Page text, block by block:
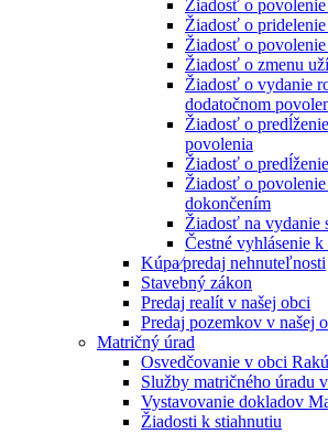
Žiadosť o
Žiadosť o pridelenie
Žiadosť o
Žiadosť o zmenu
Žiadosť o vydanie
dodatočnom
Žiadosť o
povolenia
Žiadosť o
Žiadosť o
dokončením
Žiadosť na vydanie
Čestné vyhlásenie
Kúpa⁄predaj nehnuteľnosti
Stavebný zákon
Predaj realít v našej obci
Predaj pozemkov v našej
Matričný úrad
Osvedčovanie v obci
Služby matričného úradu
Vystavovanie dokladov
Žiadosti k stiahnutiu